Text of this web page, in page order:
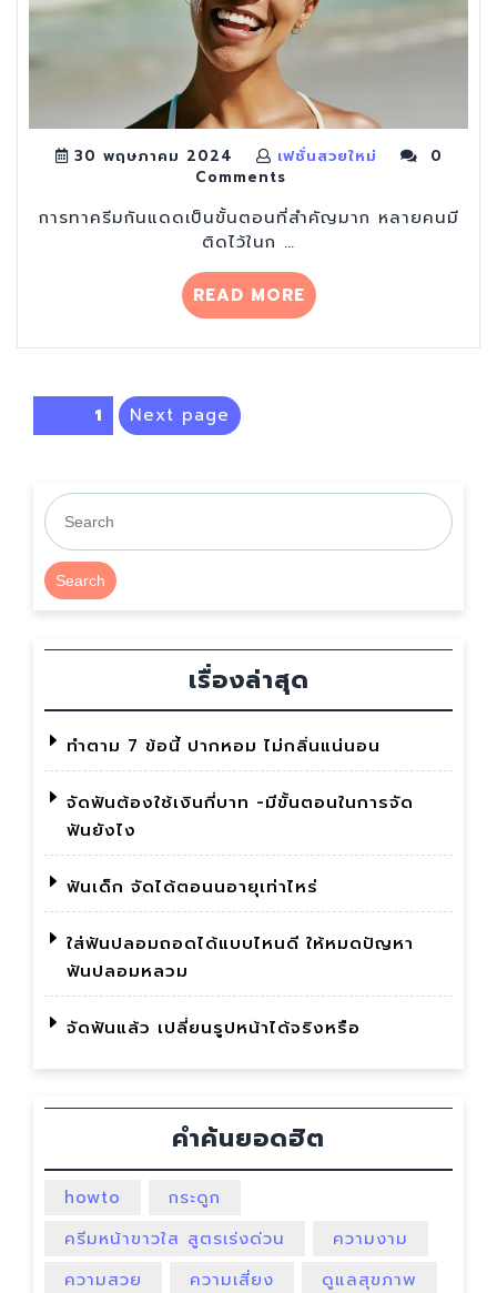
30 พฤษภาคม 2024 เฟชั่นสวยใหม่
0
Comments
การทาครีมกันแดดเป็นขั้นตอนที่สำคัญมาก หลายคนมี
ติดไว้ในก …
READ MORE“10
ข้อ
ผิด
ควร
แนะแนว
เรื่อง
1 Next page
Search
เรื่องล่าสุด
ทำตาม 7 ข้อนี้ ปากหอม ไม่กลิ่นแน่นอน
จัดฟันต้องใช้เงินกี่บาท -มีขั้นตอนในการจัด
ฟันยังไง
ฟันเด็ก จัดได้ตอนนอายุเท่าไหร่
ใส่ฟันปลอมถอดได้แบบไหนดี ให้หมดปัญหา
ฟันปลอมหลวม
จัดฟันแล้ว เปลี่ยนรูปหน้าได้จริงหรือ
คำค้นยอดฮิต
howto
กระดูก
ครีมหน้าขาวใส สูตรเร่งด่วน
ความงาม
ความสวย
ความเสี่ยง
ดูแลสุขภาพ